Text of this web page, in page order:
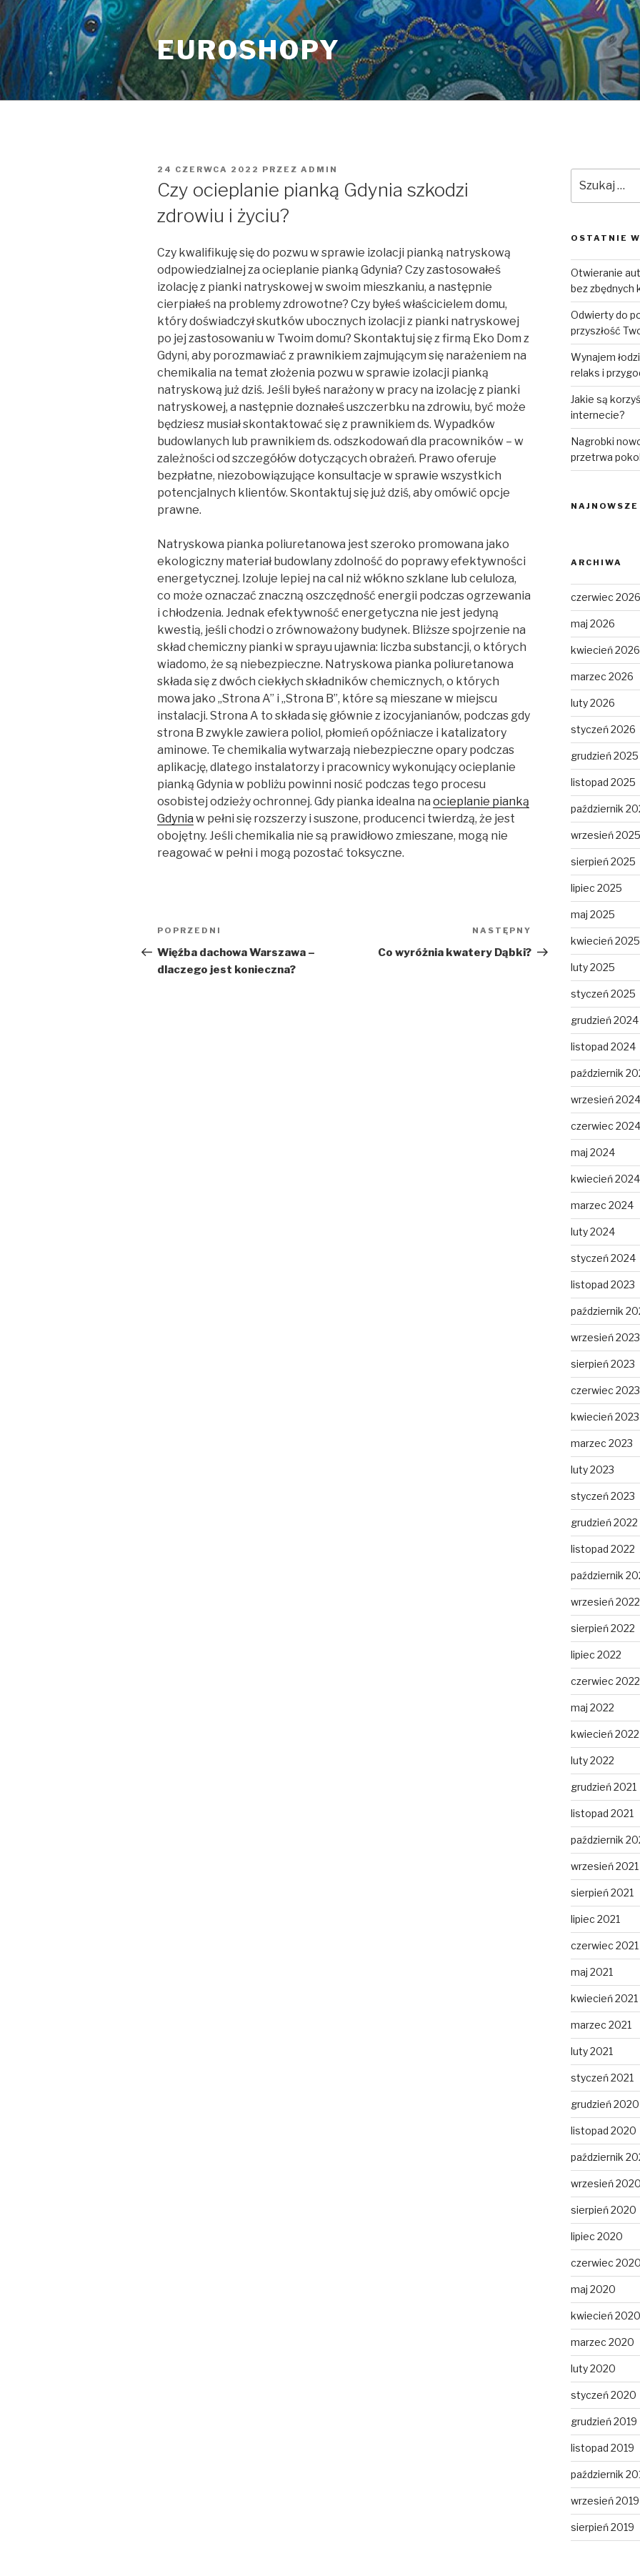
Przeskocz
do
treści
EUROSHOPY
OPUBLIKOWANE
24 CZERWCA 2022 PRZEZ ADMIN
Czy ocieplanie pianką Gdynia szkodzi
zdrowiu i życiu?
Czy kwalifikuję się do pozwu w sprawie izolacji pianką natryskową
odpowiedzialnej za ocieplanie pianką Gdynia? Czy zastosowałeś
izolację z pianki natryskowej w swoim mieszkaniu, a następnie
cierpiałeś na problemy zdrowotne? Czy byłeś właścicielem domu,
który doświadczył skutków ubocznych izolacji z pianki natryskowej
po jej zastosowaniu w Twoim domu? Skontaktuj się z firmą Eko Dom z
Gdyni, aby porozmawiać z prawnikiem zajmującym się narażeniem na
chemikalia na temat złożenia pozwu w sprawie izolacji pianką
natryskową już dziś. Jeśli byłeś narażony w pracy na izolację z pianki
natryskowej, a następnie doznałeś uszczerbku na zdrowiu, być może
będziesz musiał skontaktować się z prawnikiem ds. Wypadków
budowlanych lub prawnikiem ds. odszkodowań dla pracowników – w
zależności od szczegółów dotyczących obrażeń. Prawo oferuje
bezpłatne, niezobowiązujące konsultacje w sprawie wszystkich
potencjalnych klientów. Skontaktuj się już dziś, aby omówić opcje
prawne.
Natryskowa pianka poliuretanowa jest szeroko promowana jako
ekologiczny materiał budowlany zdolność do poprawy efektywności
energetycznej. Izoluje lepiej na cal niż włókno szklane lub celuloza,
co może oznaczać znaczną oszczędność energii podczas ogrzewania
i chłodzenia. Jednak efektywność energetyczna nie jest jedyną
kwestią, jeśli chodzi o zrównoważony budynek. Bliższe spojrzenie na
skład chemiczny pianki w sprayu ujawnia: liczba substancji, o których
wiadomo, że są niebezpieczne. Natryskowa pianka poliuretanowa
składa się z dwóch ciekłych składników chemicznych, o których
mowa jako „Strona A” i „Strona B”, które są mieszane w miejscu
instalacji. Strona A to składa się głównie z izocyjanianów, podczas gdy
strona B zwykle zawiera poliol, płomień opóźniacze i katalizatory
aminowe. Te chemikalia wytwarzają niebezpieczne opary podczas
aplikację, dlatego instalatorzy i pracownicy wykonujący ocieplanie
pianką Gdynia w pobliżu powinni nosić podczas tego procesu
osobistej odzieży ochronnej. Gdy pianka idealna na ocieplanie pianką
Gdynia w pełni się rozszerzy i suszone, producenci twierdzą, że jest
obojętny. Jeśli chemikalia nie są prawidłowo zmieszane, mogą nie
reagować w pełni i mogą pozostać toksyczne.
Nawigacja
wpisu
Poprzedni
wpis
POPRZEDNI
Więźba dachowa Warszawa –
dlaczego jest konieczna?
Następny
wpis
NASTĘPNY
Co wyróżnia kwatery Dąbki?
OSTATNIE
Otwieranie
bez
Odwierty do
przyszłość
Wynajem
relaks i
Jakie są
internecie?
Nagrobki
przetrwa
ARCHIWA
czerwiec 2026
maj 2026
kwiecień 2026
marzec 2026
luty 2026
styczeń 2026
grudzień 2025
listopad 2025
październik
wrzesień 2025
sierpień 2025
lipiec 2025
maj 2025
kwiecień 2025
luty 2025
styczeń 2025
grudzień 2024
listopad 2024
październik
wrzesień 2024
czerwiec 2024
maj 2024
kwiecień 2024
marzec 2024
luty 2024
styczeń 2024
listopad 2023
październik
wrzesień 2023
sierpień 2023
czerwiec 2023
kwiecień 2023
marzec 2023
luty 2023
styczeń 2023
grudzień 2022
listopad 2022
październik
wrzesień 2022
sierpień 2022
lipiec 2022
czerwiec 2022
maj 2022
kwiecień 2022
luty 2022
grudzień 2021
listopad 2021
październik
wrzesień 2021
sierpień 2021
lipiec 2021
czerwiec 2021
maj 2021
kwiecień 2021
marzec 2021
luty 2021
styczeń 2021
grudzień 2020
listopad 2020
październik
wrzesień
sierpień 2020
lipiec 2020
czerwiec
maj 2020
kwiecień 2020
marzec 2020
luty 2020
styczeń 2020
grudzień 2019
listopad 2019
październik
wrzesień 2019
sierpień 2019